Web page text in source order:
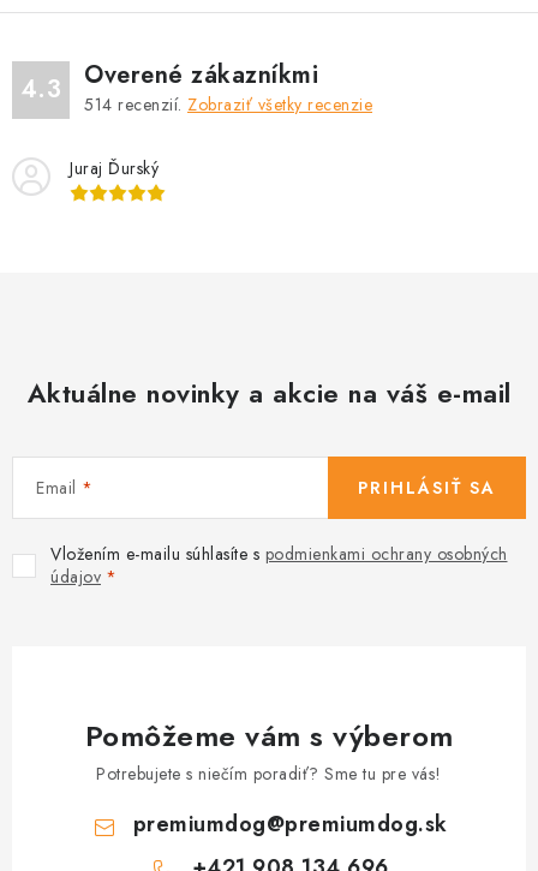
á
d
a
c
e
i
u
4.3 Overené zákazníkmi
514 recenzií. Zobraziť všetky recenzie
Juraj Ďurský
Aktuálne novinky a akcie na váš e-mail
Email
Vložením e-mailu súhlasíte s podmienkami ochrany osobných
údajov
PRIHLÁSIŤ SA
Pomôžeme vám s výberom
Potrebujete s niečím poradiť? Sme tu pre vás!
premiumdog@premiumdog.sk